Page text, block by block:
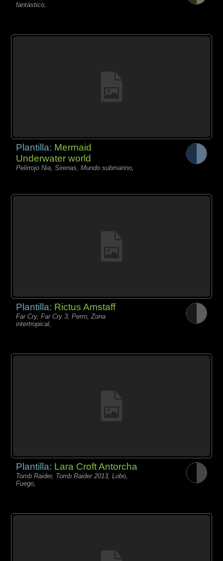
fantástico,
Plantilla: Mermaid
Underwater world
Pelirrojo Nia, Sirenas, Mundo submarino,
Plantilla: Rictus Amstaff
Far Cry, Far Cry 3, Perro, Zona
intertropical,
Plantilla: Lara Croft Antorcha
Tomb Raider, Tomb Raider 2013, Lobo,
Fuego,